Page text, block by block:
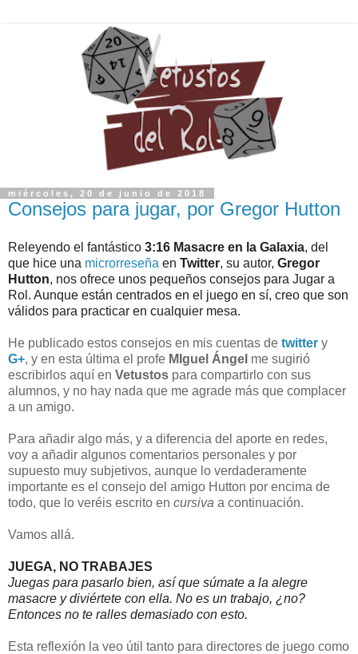
miércoles, 20 de junio de 2018
Consejos para jugar, por Gregor Hutton
Releyendo el fantástico 3:16 Masacre en la Galaxia, del
que hice una microrreseña en Twitter, su autor, Gregor
Hutton, nos ofrece unos pequeños consejos para Jugar a
Rol. Aunque están centrados en el juego en sí, creo que son
válidos para practicar en cualquier mesa.
He publicado estos consejos en mis cuentas de twitter y
G+, y en esta última el profe MIguel Ángel me sugirió
escribirlos aquí en Vetustos para compartirlo con sus
alumnos, y no hay nada que me agrade más que complacer
a un amigo.
Para añadir algo más, y a diferencia del aporte en redes,
voy a añadir algunos comentarios personales y por
supuesto muy subjetivos, aunque lo verdaderamente
importante es el consejo del amigo Hutton por encima de
todo, que lo veréis escrito en cursiva a continuación.
Vamos allá.
JUEGA, NO TRABAJES
Juegas para pasarlo bien, así que súmate a la alegre
masacre y diviértete con ella. No es un trabajo, ¿no?
Entonces no te ralles demasiado con esto.
Esta reflexión la veo útil tanto para directores de juego como